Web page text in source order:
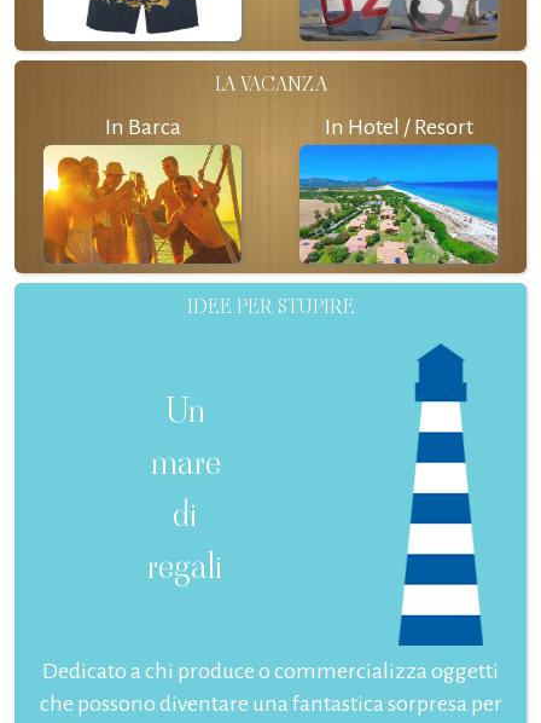
LA VACANZA
In Barca In Hotel / Resort
IDEE PER STUPIRE
Un
mare
di
regali
Dedicato a chi produce o commercializza oggetti
che possono diventare una fantastica sorpresa per